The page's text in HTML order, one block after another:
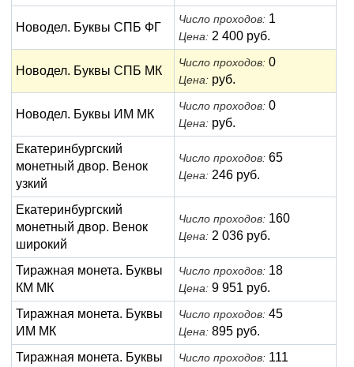
Новодел. Буквы СПБ ФГ
Число проходов: 1
Цена: 2 400 руб.
Новодел. Буквы СПБ МК
Число проходов: 0
Цена: руб.
Новодел. Буквы ИМ МК
Число проходов: 0
Цена: руб.
Екатеринбургский
монетный двор. Венок
узкий
Число проходов: 65
Цена: 246 руб.
Екатеринбургский
монетный двор. Венок
широкий
Число проходов: 160
Цена: 2 036 руб.
Тиражная монета. Буквы
КМ МК
Число проходов: 18
Цена: 9 951 руб.
Тиражная монета. Буквы
ИМ МК
Число проходов: 45
Цена: 895 руб.
Тиражная монета. Буквы
Число проходов: 111